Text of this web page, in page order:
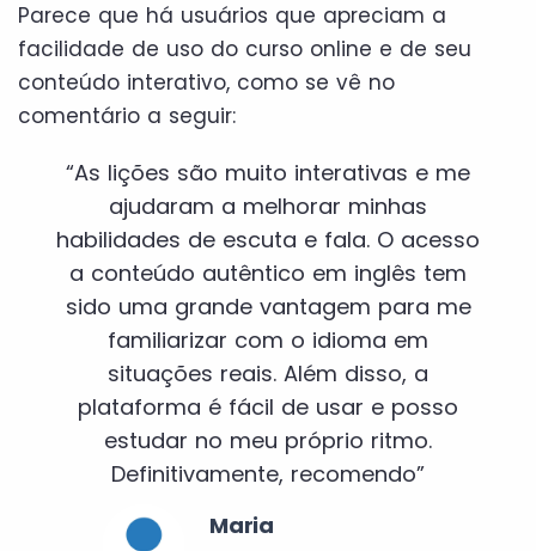
Parece que há usuários que apreciam a
facilidade de uso do curso online e de seu
conteúdo interativo, como se vê no
comentário a seguir:
“As lições são muito interativas e me
ajudaram a melhorar minhas
habilidades de escuta e fala. O acesso
a conteúdo autêntico em inglês tem
sido uma grande vantagem para me
familiarizar com o idioma em
situações reais. Além disso, a
plataforma é fácil de usar e posso
estudar no meu próprio ritmo.
Definitivamente, recomendo”
Maria